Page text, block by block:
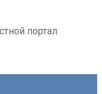
портал